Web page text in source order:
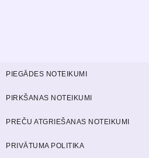
PRIVĀTUMA POLITIKA
PREČU ATGRIEŠANAS NOTEIKUMI
PIRKŠANAS NOTEIKUMI
PIEGĀDES NOTEIKUMI